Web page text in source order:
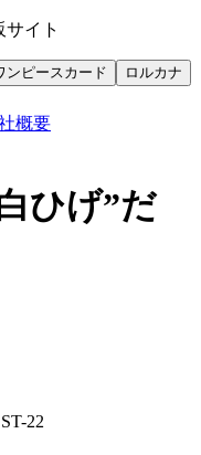
サイト
ンピースカード
ロルカナ
概要
ひげ”だ
22